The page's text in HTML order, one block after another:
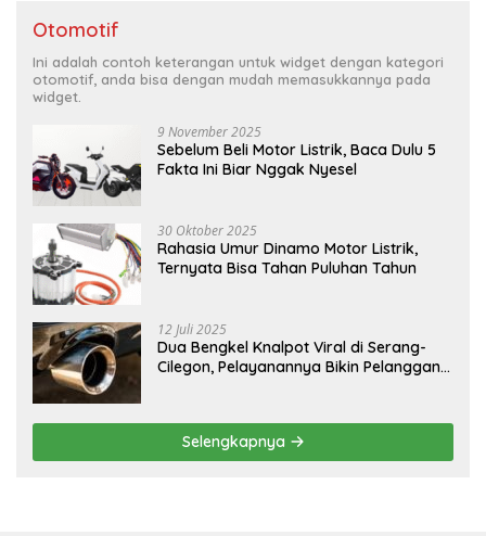
Otomotif
Ini adalah contoh keterangan untuk widget dengan kategori
otomotif, anda bisa dengan mudah memasukkannya pada
widget.
9 November 2025
Sebelum Beli Motor Listrik, Baca Dulu 5
Fakta Ini Biar Nggak Nyesel
30 Oktober 2025
Rahasia Umur Dinamo Motor Listrik,
Ternyata Bisa Tahan Puluhan Tahun
12 Juli 2025
Dua Bengkel Knalpot Viral di Serang-
Cilegon, Pelayanannya Bikin Pelanggan
Selengkapnya